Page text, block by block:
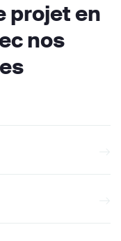
projet en
nos